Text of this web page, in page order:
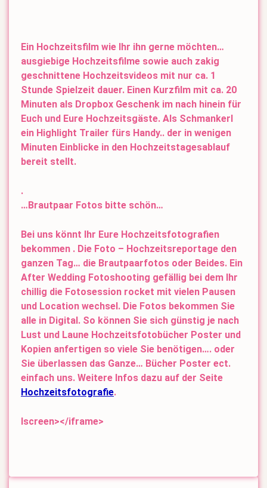
Ein Hochzeitsfilm wie Ihr ihn gerne möchten…
ausgiebige Hochzeitsfilme sowie auch zakig
geschnittene Hochzeitsvideos mit nur ca. 1
Stunde Spielzeit dauer. Einen Kurzfilm mit ca. 20
Minuten als Dropbox Geschenk im nach hinein für
Euch und Eure Hochzeitsgäste. Als Schmankerl
ein Highlight Trailer fürs Handy.. der in wenigen
Minuten Einblicke in den Hochzeitstagesablauf
bereit stellt.
.
…Brautpaar Fotos bitte schön…
Bei uns könnt Ihr Eure Hochzeitsfotografien
bekommen . Die Foto – Hochzeitsreportage den
ganzen Tag… die Brautpaarfotos oder Beides. Ein
After Wedding Fotoshooting gefällig bei dem Ihr
chillig die Fotosession rocket mit vielen Pausen
und Location wechsel. Die Fotos bekommen Sie
alle in Digital. So können Sie sich günstig je nach
Lust und Laune Hochzeitsfotobücher Poster und
Kopien anfertigen so viele Sie benötigen…. oder
Sie überlassen das Ganze… Bücher Poster ect.
einfach uns. Weitere Infos dazu auf der Seite
Hochzeitsfotografie.
lscreen></iframe>